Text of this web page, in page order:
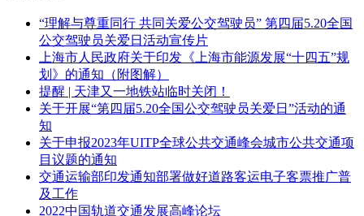
“理解与尊重同行 共同关爱公交驾驶员” 第四届5.20全国
公交驾驶员关爱日活动宣传片
上海市人民政府关于印发《上海市能源发展“十四五”规
划》的通知（附图解）
提醒 | 天津又一地铁站临时关闭！
关于开展“第四届5.20全国公交驾驶员关爱日”活动的通
知
关于申报2023年UITP全球公共交通峰会城市公共交通项
目议题的通知
交通运输部印发通知部署做好道路客运电子客票推广普
及工作
2022中国轨道交通发展高峰论坛